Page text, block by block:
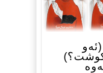
کوشت؟)